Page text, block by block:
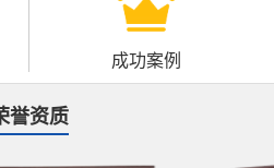
成功案例
誉资质